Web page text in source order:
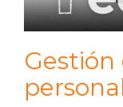
Gestión